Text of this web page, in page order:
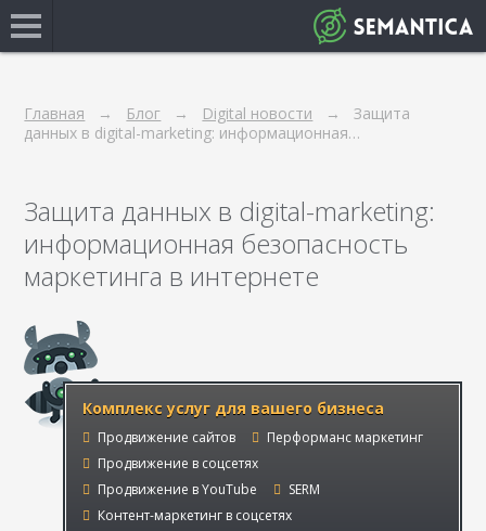
Главная Блог Digital новости
Защита
данных в digital-marketing: информационная…
Защита данных в digital-marketing:
информационная безопасность
маркетинга в интернете
Комплекс услуг для вашего бизнеса
Продвижение сайтов
Перформанс маркетинг
Продвижение в соцсетях
Продвижение в YouTube
SERM
Контент-маркетинг в соцсетях